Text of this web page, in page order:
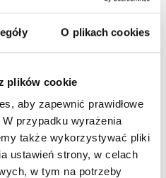
O plikach cookies
plików cookie
aby zapewnić prawidłowe
przypadku wyrażenia
także wykorzystywać pliki
ustawień strony, w celach
w tym na potrzeby